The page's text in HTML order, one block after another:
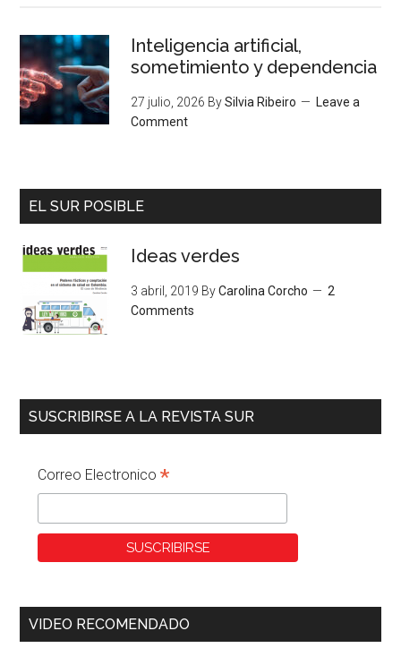
Inteligencia artificial,
sometimiento y dependencia
27 julio, 2026 BySilvia Ribeiro
Leave a
Comment
EL SUR POSIBLE
Ideas verdes
3 abril, 2019 ByCarolina Corcho
2
Comments
SUSCRIBIRSE A LA REVISTA SUR
Correo Electronico*
VIDEO RECOMENDADO